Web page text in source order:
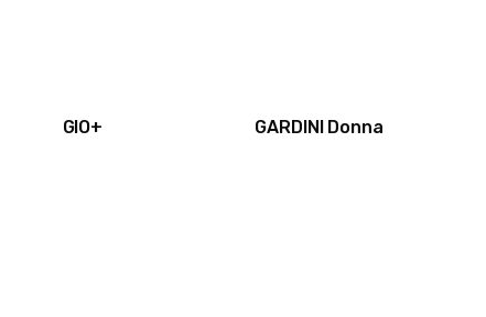
GIO+ GARDINI Donna